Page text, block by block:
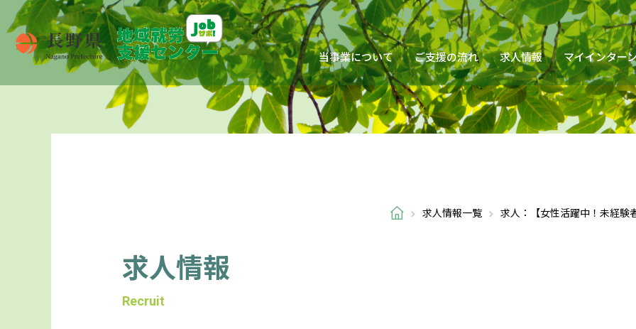
当事業について ご支援の流れ 求人情報 マイインター
求人情報一覧 求人：【女性活躍中！未経験
求人情報
Recruit